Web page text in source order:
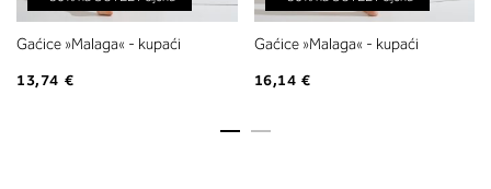
Gaćice »Malaga« - kupaći
13,74 €
Gaćice »Malaga« - kupaći
16,14 €